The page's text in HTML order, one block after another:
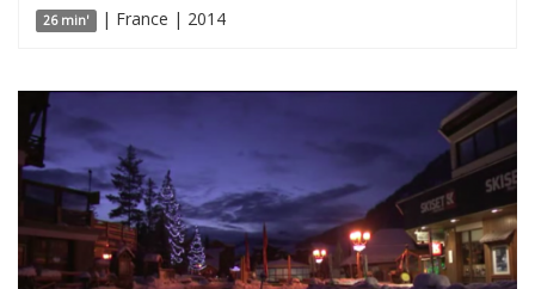
26 min' | France | 2014